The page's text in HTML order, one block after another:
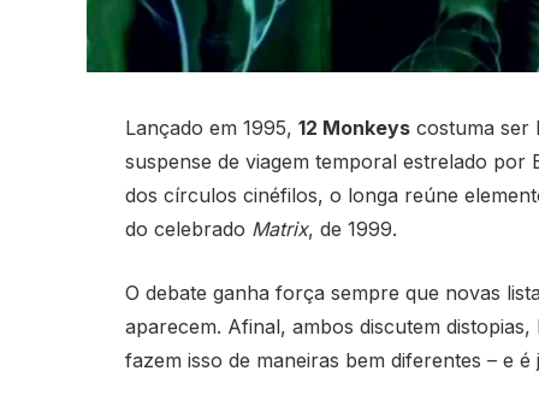
Lançado em 1995, 12 Monkeyscostuma ser
suspense de viagem temporal estrelado
dos círculos cinéfilos, o longa reúne
do celebrado Matrix, de 1999.
O debate ganha força sempre que novas
aparecem. Afinal, ambos discutem
fazem isso de maneiras bem diferentes – e